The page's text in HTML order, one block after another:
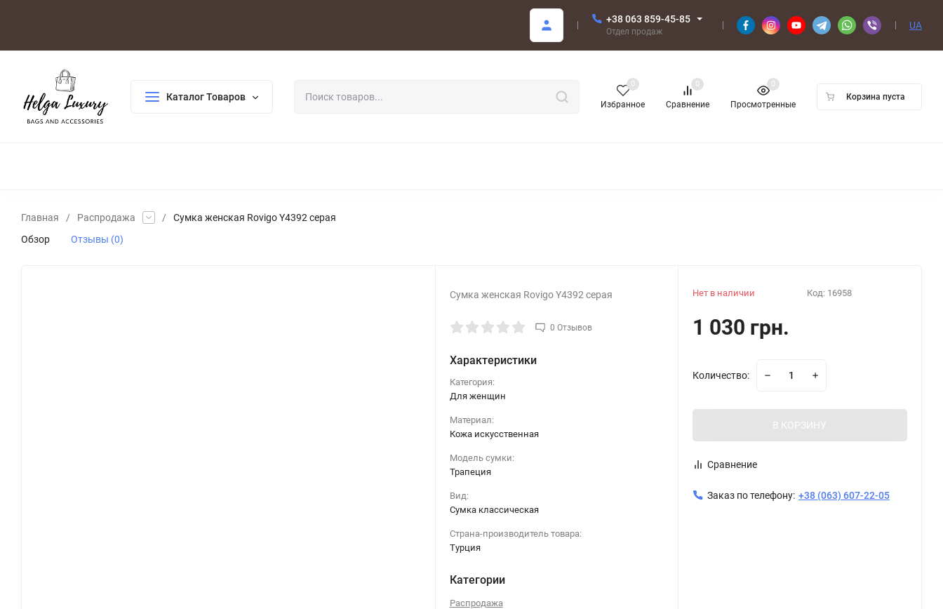
+38 063 859-45-85
Отдел продаж
UA
Каталог Товаров
Избранное
0
Сравнение
0
Просмотренные
0
Корзина пуста
Главная / Распродажа /
Сумка женская Rovigo Y4392 серая
Обзор
Отзывы (0)
Сумка женская Rovigo Y4392 серая
0 Отзывов
Характеристики
Категория:
Для женщин
Материал:
Кожа искусственная
Модель сумки:
Трапеция
Вид:
Сумка классическая
Страна-производитель товара:
Турция
Категории
Распродажа
Нет в наличии Код: 16958
1 030 грн.
Количество:
В КОРЗИНУ
Сравнение
Заказ по телефону: +38 (063) 607-22-05